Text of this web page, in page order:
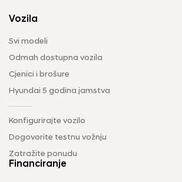
Vozila
Svi modeli
Odmah dostupna vozila
Cjenici i brošure
Hyundai 5 godina jamstva
Konfigurirajte vozilo
Dogovorite testnu vožnju
Zatražite ponudu
Financiranje